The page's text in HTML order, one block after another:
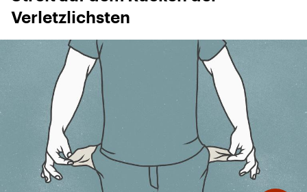
Verletzlichsten